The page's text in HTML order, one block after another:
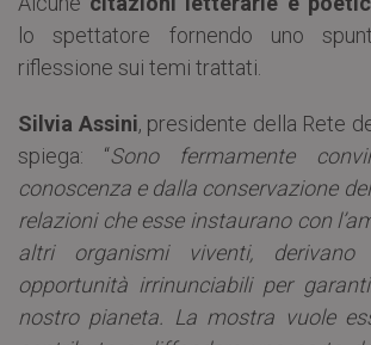
lo spettatore fornendo uno
riflessione sui temi trattati.
Silvia Assini, presidente della Rete
spiega: “Sono fermamente
conoscenza e dalla conservazione
relazioni che esse instaurano con
altri organismi viventi, derivano
opportunità irrinunciabili per
nostro pianeta. La mostra vuole